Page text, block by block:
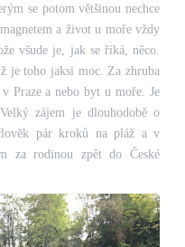
se potom většinou nechce
a život u moře vždy
všude je, jak se říká, něco.
je toho jaksi moc. Za zhruba
Praze a nebo byt u moře. Je
zájem je dlouhodobě o
pár kroků na pláž a v
za rodinou zpět do České